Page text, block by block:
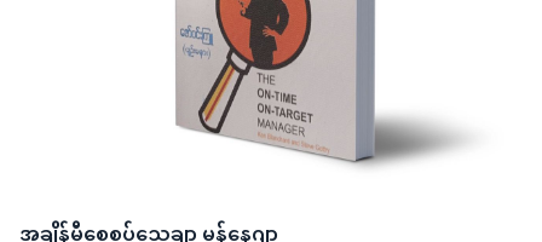
အချိန်မီစေ့စပ်သေချာ မန်နေဂျာ